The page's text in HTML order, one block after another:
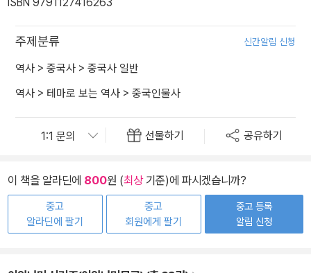
주제분류 신간알림 신청
역사 > 중국사 > 중국사 일반
역사 > 테마로 보는 역사 > 중국인물사
선물하기 공유하기
이 책을 알라딘에 800원 (최상기준)에 파시겠습니까?
중고
알라딘에 팔기
중고
회원에게 팔기
중고 등록
알림 신청